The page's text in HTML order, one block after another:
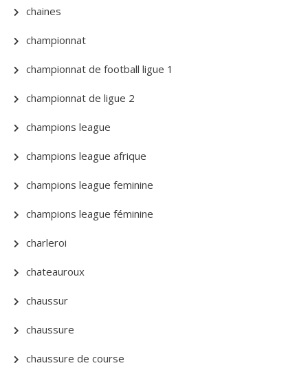
chaines
championnat
championnat de football ligue 1
championnat de ligue 2
champions league
champions league afrique
champions league feminine
champions league féminine
charleroi
chateauroux
chaussur
chaussure
chaussure de course